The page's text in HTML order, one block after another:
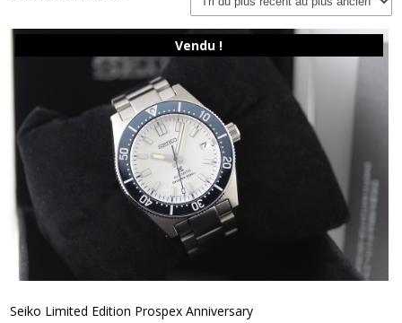
Vendu !
Seiko Limited Edition Prospex Anniversary